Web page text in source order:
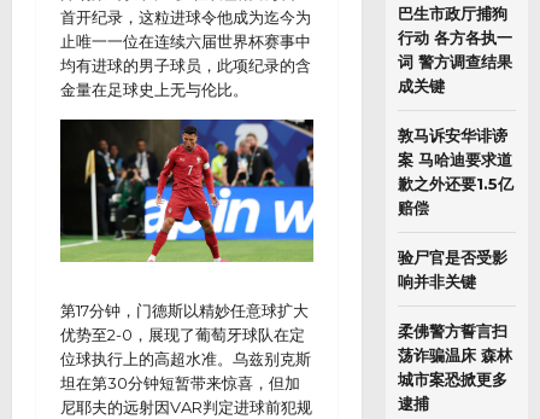
首开纪录，这粒进球令他成为迄今为
止唯一一位在连续六届世界杯赛事中
均有进球的男子球员，此项纪录的含
金量在足球史上无与伦比。
第17分钟，门德斯以精妙任意球扩大
优势至2-0，展现了葡萄牙球队在定
位球执行上的高超水准。乌兹别克斯
坦在第30分钟短暂带来惊喜，但加
尼耶夫的远射因VAR判定进球前犯规
巴生市政厅捕狗
行动 各方各执一
词 警方调查结果
成关键
敦马诉安华诽谤
案 马哈迪要求道
歉之外还要1.5亿
赔偿
验尸官是否受影
响并非关键
柔佛警方誓言扫
荡诈骗温床 森林
城市案恐掀更多
逮捕